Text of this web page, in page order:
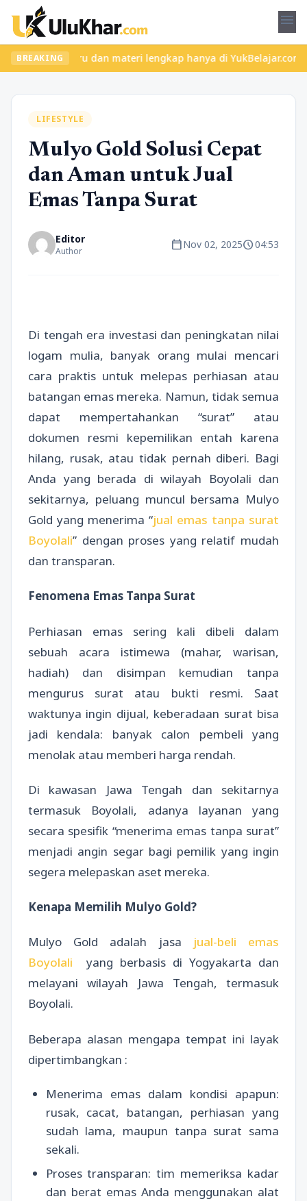
menu
BREAKING
seru dan materi lengkap hanya di YukBelajar.com.
LIFESTYLE
Mulyo Gold Solusi Cepat
dan Aman untuk Jual
Emas Tanpa Surat
Editor
Author calendar_todayNov 02, 2025schedule04:53
Di tengah era investasi dan peningkatan nilai
logam mulia, banyak orang mulai mencari
cara praktis untuk melepas perhiasan atau
batangan emas mereka. Namun, tidak semua
dapat mempertahankan “surat” atau
dokumen resmi kepemilikan entah karena
hilang, rusak, atau tidak pernah diberi. Bagi
Anda yang berada di wilayah Boyolali dan
sekitarnya, peluang muncul bersama Mulyo
Gold yang menerima “jual emas tanpa surat
Boyolali” dengan proses yang relatif mudah
dan transparan.
Fenomena Emas Tanpa Surat
Perhiasan emas sering kali dibeli dalam
sebuah acara istimewa (mahar, warisan,
hadiah) dan disimpan kemudian tanpa
mengurus surat atau bukti resmi. Saat
waktunya ingin dijual, keberadaan surat bisa
jadi kendala: banyak calon pembeli yang
menolak atau memberi harga rendah.
Di kawasan Jawa Tengah dan sekitarnya
termasuk Boyolali, adanya layanan yang
secara spesifik “menerima emas tanpa surat”
menjadi angin segar bagi pemilik yang ingin
segera melepaskan aset mereka.
Kenapa Memilih Mulyo Gold?
Mulyo Gold adalah jasa jual-beli emas
Boyolali yang berbasis di Yogyakarta dan
melayani wilayah Jawa Tengah, termasuk
Boyolali.
Beberapa alasan mengapa tempat ini layak
dipertimbangkan :
Menerima emas dalam kondisi apapun:
rusak, cacat, batangan, perhiasan yang
sudah lama, maupun tanpa surat sama
sekali.
Proses transparan: tim memeriksa kadar
dan berat emas Anda menggunakan alat